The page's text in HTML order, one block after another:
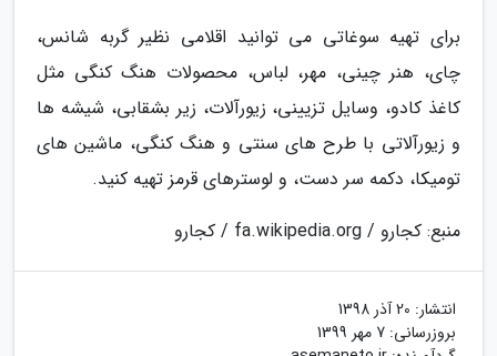
برای تهیه سوغاتی می توانید اقلامی نظیر گربه شانس،
چای، هنر چینی، مهر، لباس، محصولات هنگ کنگی مثل
کاغذ کادو، وسایل تزیینی، زیورآلات، زیر بشقابی، شیشه ها
و زیورآلاتی با طرح های سنتی و هنگ کنگی، ماشین های
تومیکا، دکمه سر دست، و لوسترهای قرمز تهیه کنید.
منبع: کجارو / fa.wikipedia.org / کجارو
انتشار: 20 آذر 1398
بروزرسانی: 7 مهر 1399